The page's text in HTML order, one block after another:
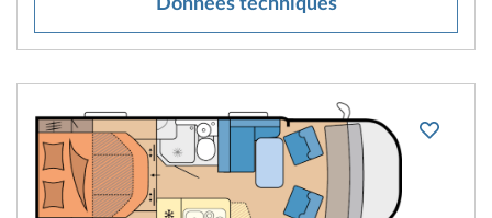
Données techniques